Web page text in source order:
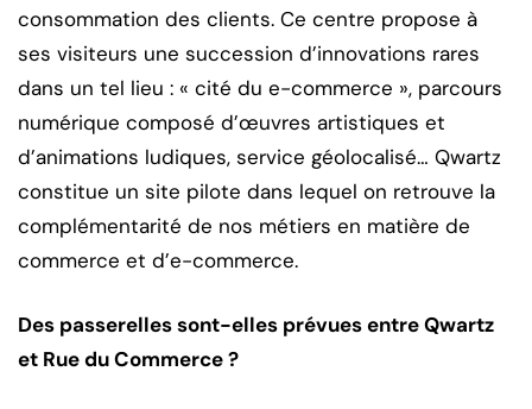
consommation des clients. Ce centre propose à
ses visiteurs une succession d’innovations rares
dans un tel lieu : « cité du e-commerce », parcours
numérique composé d’œuvres artistiques et
d’animations ludiques, service géolocalisé… Qwartz
constitue un site pilote dans lequel on retrouve la
complémentarité de nos métiers en matière de
commerce et d’e-commerce.
Des passerelles sont-elles prévues entre Qwartz
et Rue du Commerce ?